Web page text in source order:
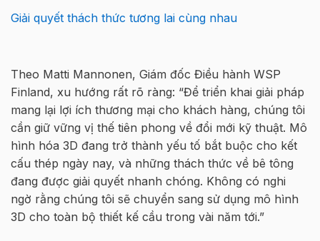
Giải quyết thách thức tương lai cùng nhau
Theo Matti Mannonen, Giám đốc Điều hành WSP
Finland, xu hướng rất rõ ràng: “Để triển khai giải pháp
mang lại lợi ích thương mại cho khách hàng, chúng tôi
cần giữ vững vị thế tiên phong về đổi mới kỹ thuật. Mô
hình hóa 3D đang trở thành yếu tố bắt buộc cho kết
cấu thép ngày nay, và những thách thức về bê tông
đang được giải quyết nhanh chóng. Không có nghi
ngờ rằng chúng tôi sẽ chuyển sang sử dụng mô hình
3D cho toàn bộ thiết kế cầu trong vài năm tới.”